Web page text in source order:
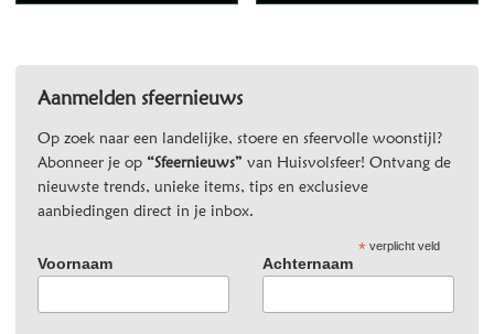
Aanmelden sfeernieuws
Op zoek naar een landelijke, stoere en sfeervolle woonstijl?
Abonneer je op “Sfeernieuws” van Huisvolsfeer! Ontvang de
nieuwste trends, unieke items, tips en exclusieve
aanbiedingen direct in je inbox.
*verplicht veld
Voornaam Achternaam